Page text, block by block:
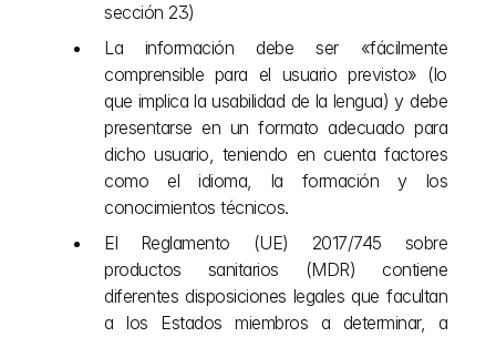
sección 23)
La información debe ser «fácilmente
comprensible para el usuario previsto» (lo
que implica la usabilidad de la lengua) y debe
presentarse en un formato adecuado para
dicho usuario, teniendo en cuenta factores
como el idioma, la formación y los
conocimientos técnicos.
El Reglamento (UE) 2017/745 sobre
productos sanitarios (MDR) contiene
diferentes disposiciones legales que facultan
a los Estados miembros a determinar, a